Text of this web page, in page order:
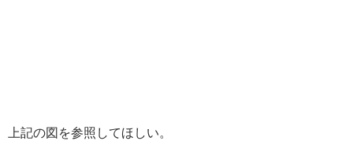
上記の図を参照してほしい。